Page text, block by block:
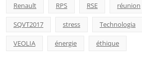
Renault RPS RSE réunion
SQVT2017 stress Technologia
VEOLIA énergie éthique